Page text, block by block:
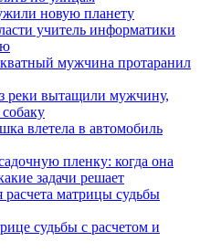
новую планету
учитель информатики
мужчина протаранил
вытащили мужчину,
влетела в автомобиль
пленку: когда она
задачи решает
расчета матрицы судьбы
судьбы с расчетом и